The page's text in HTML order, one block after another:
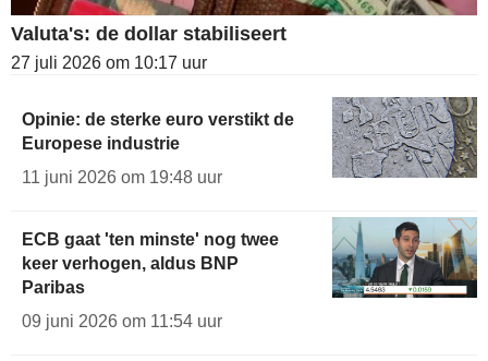
Valuta's: de dollar stabiliseert
27 juli 2026 om 10:17 uur
Opinie: de sterke euro verstikt de
Europese industrie
11 juni 2026 om 19:48 uur
ECB gaat 'ten minste' nog twee
keer verhogen, aldus BNP
Paribas
09 juni 2026 om 11:54 uur